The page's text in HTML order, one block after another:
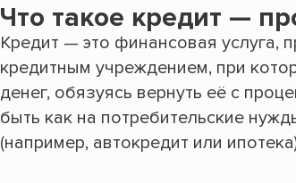
Что такое кредит —
Кредит — это финансовая услуга,
кредитным учреждением, при
денег, обязуясь вернуть её с
быть как на потребительские
(например, автокредит или